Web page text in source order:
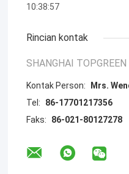
10:38:57
Rincian kontak
SHANGHAI
Kontak Person:
Mrs.
Tel:
86-17701217356
Faks:
86-021-80127278